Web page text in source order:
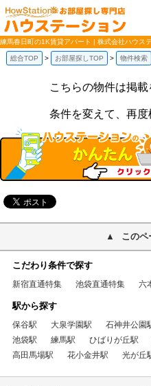
/
練馬春日町の1K賃貸アパート | 株式会社ハウス
総合TOP お部屋探しTOP 物件検索
こちらの物件は掲載
条件を変えて、再度
このペ
こだわり条件で探す
新宿直通特集 池袋直通特集 六
駅から探す
保谷駅 大泉学園駅 石神井公園
池袋駅
練馬駅 ひばりが丘駅
高田馬場駅
花小金井駅 光が丘